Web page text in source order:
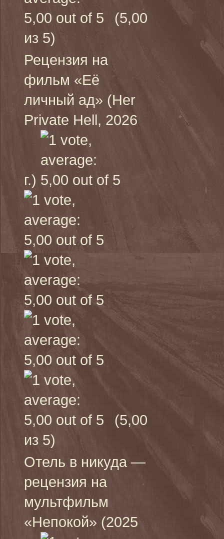
(5,00
из 5)
Рецензия на
фильм «Её
личный ад» (Her
Private Hell, 2026
г.)
(5,00
из 5)
Отель в никуда —
рецензия на
мультфильм
«Непокой» (2025